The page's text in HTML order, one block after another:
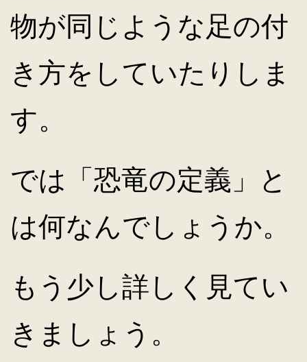
物が同じような足の付
き方をしていたりしま
す。
では「恐竜の定義」と
は何なんでしょうか。
もう少し詳しく見てい
きましょう。